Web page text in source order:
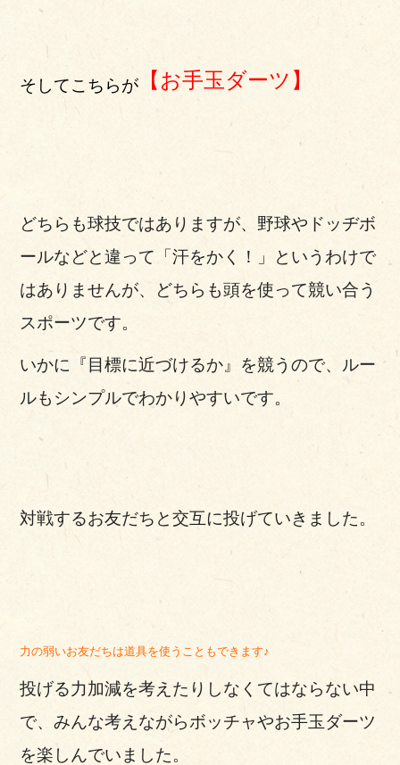
そしてこちらが 【お手玉ダーツ】
どちらも球技ではありますが、野球やドッヂボ
ールなどと違って「汗をかく！」というわけで
はありませんが、どちらも頭を使って競い合う
スポーツです。
いかに『目標に近づけるか』を競うので、ルー
ルもシンプルでわかりやすいです。
対戦するお友だちと交互に投げていきました。
力の弱いお友だちは道具を使うこともできます♪
投げる力加減を考えたりしなくてはならない中
で、みんな考えながらボッチャやお手玉ダーツ
を楽しんでいました。